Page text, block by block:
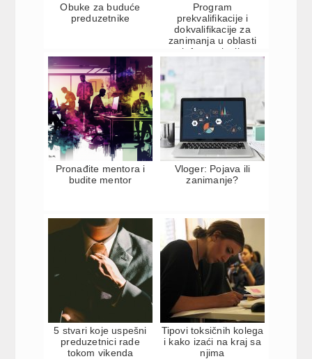
Obuke za buduće
preduzetnike
Program
prekvalifikacije i
dokvalifikacije za
zanimanja u oblasti
informacionih
Pronađite mentora i
budite mentor
Vloger: Pojava ili
zanimanje?
5 stvari koje uspešni
preduzetnici rade
tokom vikenda
Tipovi toksičnih kolega
i kako izaći na kraj sa
njima